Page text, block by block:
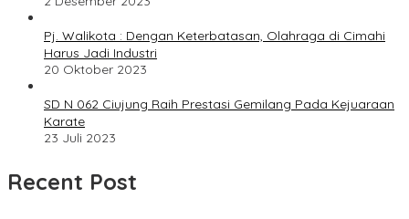
Pj. Walikota : Dengan Keterbatasan, Olahraga di Cimahi
Harus Jadi Industri
20 Oktober 2023
SD N 062 Ciujung Raih Prestasi Gemilang Pada Kejuaraan
Karate
23 Juli 2023
Recent Post